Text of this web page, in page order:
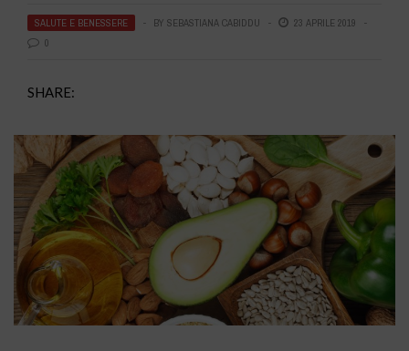
SALUTE E BENESSERE BY SEBASTIANA CABIDDU
23 APRILE 2019
0
SHARE: